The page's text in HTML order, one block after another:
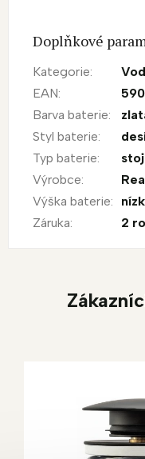
Doplňkové
Kategorie:
EAN:
Barva baterie:
Styl baterie:
Typ baterie:
Výrobce:
Rea
Výška baterie:
Záruka: 2